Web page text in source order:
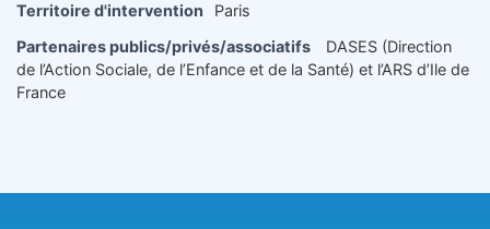
Territoire d'intervention
Paris
Partenaires publics/privés/associatifs
DASES (Direction
de l’Action Sociale, de l’Enfance et de la Santé) et l’ARS d’Ile de
France